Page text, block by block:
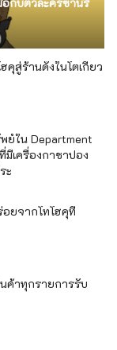
อกับตัวละครซานริ
คุสู่ร้านดังในโตเกียว
ย์ใน Department
มีเครื่องกาชาปอง
ะ
อยจากโทโฮคุที่
ค้าทุกรายการรับ